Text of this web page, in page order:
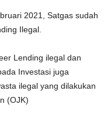
2021, Satgas sudah
Ilegal.
Lending ilegal dan
Investasi juga
ilegal yang dilakukan
(OJK)